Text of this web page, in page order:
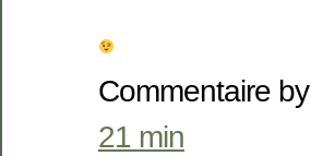
Commentaire by
21 min